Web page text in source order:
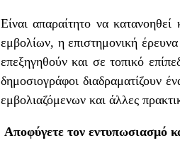
Είναι απαραίτητο να
εμβολίων, η επιστημονική
επεξηγηθούν και σε τοπικό
δημοσιογράφοι διαδραματίζουν
εμβολιαζόμενων και άλλες
Αποφύγετε τον εντυπωσιασμό